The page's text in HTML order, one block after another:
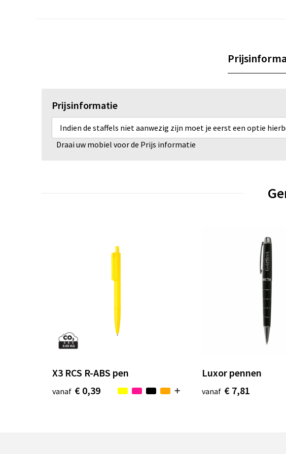
Prijsinformatie
Indien de staffels niet aanwezig zijn moet je eerst een optie
Draai uw mobiel voor de Prijs informatie
X3 RCS R-ABS pen
vanaf € 0,39
Luxor pennen
vanaf € 7,81